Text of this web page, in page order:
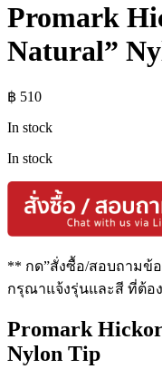
Promark
Natural”
฿ 510
In stock
In stock
** กด”สั่งซื้อ/สอบถามข้อ
กรุณาแจ้งรุ่นและสี ที่ต้อ
Promark
Nylon Tip